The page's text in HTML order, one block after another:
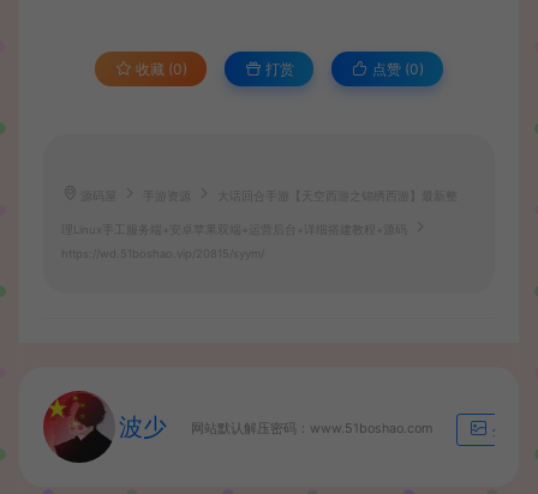
收藏 (0) 打赏 点赞 (0)
手游资源 大话回合手游【天空西游之锦绣西游】最新整
理Linux手工服务端+安卓苹果双端+运营后台+详细搭建教程+源码
https://wd.51boshao.vip/20815/syym/
波少 网站默认解压密码：www.51boshao.com 生成海